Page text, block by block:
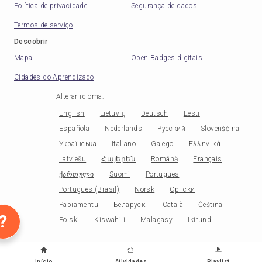
Política de privacidade Segurança de dados
Termos de serviço
Descobrir
Mapa
Open Badges digitais
Cidades do Aprendizado
Alterar idioma :
English Lietuvių Deutsch
Eesti
Española
Nederlands Русский
Slovenščina
Українська
Italiano Galego
Ελληνικά
Latviešu
Հայերեն Română
Français
ქართული
Suomi
Portugues
Portugues (Brasil)
Norsk
Српски
Papiamentu
Беларускі Català
Čeština
Polski
Kiswahili Malagasy Ikirundi